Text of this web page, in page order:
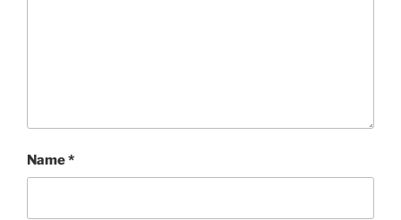
Name*